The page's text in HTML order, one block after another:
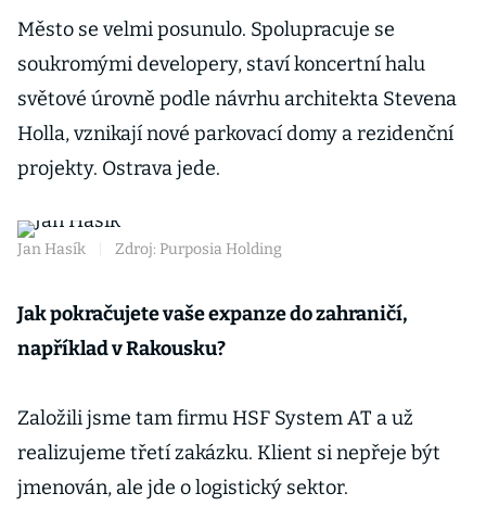
Město se velmi posunulo. Spolupracuje se
soukromými developery, staví koncertní halu
světové úrovně podle návrhu architekta Stevena
Holla, vznikají nové parkovací domy a rezidenční
projekty. Ostrava jede.
Jan Hasík Zdroj: Purposia Holding
Jak pokračujete vaše expanze do zahraničí,
například v Rakousku?
Založili jsme tam firmu HSF System AT a už
realizujeme třetí zakázku. Klient si nepřeje být
jmenován, ale jde o logistický sektor.